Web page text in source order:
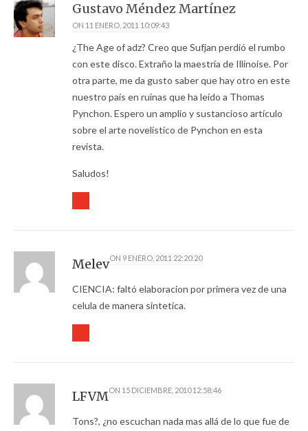
Gustavo Méndez Martínez
ON 11 ENERO, 2011 10:09:43
¿The Age of adz? Creo que Sufjan perdió el rumbo
con este disco. Extraño la maestría de Illinoise. Por
otra parte, me da gusto saber que hay otro en este
nuestro país en ruinas que ha leído a Thomas
Pynchon. Espero un amplio y sustancioso artículo
sobre el arte novelístico de Pynchon en esta
revista.
Saludos!
MelevON 9 ENERO, 2011 22:20:20
CIENCIA: faltó elaboracion por primera vez de una
celula de manera sintetica.
LFVMON 15 DICIEMBRE, 2010 12:58:46
Tons?, ¿no escuchan nada mas allá de lo que fue de